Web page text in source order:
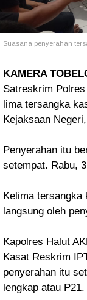
Suasana penyerahan
KAMERA
Satreskrim
lima tersangka
Kejaksaan
Penyerahan itu
setempat. Rabu,
Kelima tersangka
langsung oleh
Kapolres Halut
Kasat Reskrim
penyerahan itu
lengkap atau P21.